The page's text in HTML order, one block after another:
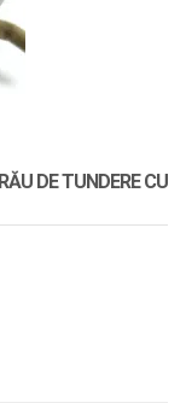
DE TUNDERE CU